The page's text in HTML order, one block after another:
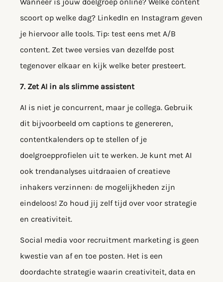
scoort op welke dag? LinkedIn en Instagram geven
je hiervoor alle tools. Tip: test eens met A/B
content. Zet twee versies van dezelfde post
tegenover elkaar en kijk welke beter presteert.
7. Zet AI in als slimme assistent
AI is niet je concurrent, maar je collega. Gebruik
dit bijvoorbeeld om captions te genereren,
contentkalenders op te stellen of je
doelgroepprofielen uit te werken. Je kunt met AI
ook trendanalyses uitdraaien of creatieve
inhakers verzinnen: de mogelijkheden zijn
eindeloos! Zo houd jij zelf tijd over voor strategie
en creativiteit.
Social media voor recruitment marketing is geen
kwestie van af en toe posten. Het is een
doordachte strategie waarin creativiteit, data en